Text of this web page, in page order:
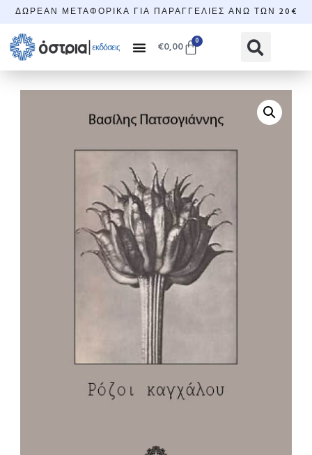
ΔΩΡΕΆΝ ΜΕΤΑΦΟΡΙΚΆ ΓΙΑ ΠΑΡΑΓΓΕΛΊΕΣ ΆΝΩ ΤΩΝ 20€
€0,00 0